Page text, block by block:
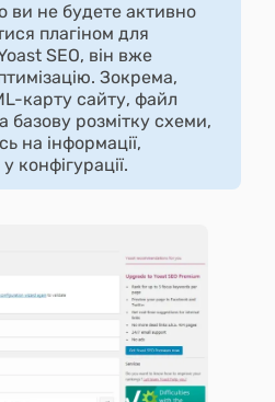
ви не будете активно
плагіном для
SEO, він вже
Зокрема,
карту сайту, файл
базову розмітку схеми,
на інформації,
конфігурації.